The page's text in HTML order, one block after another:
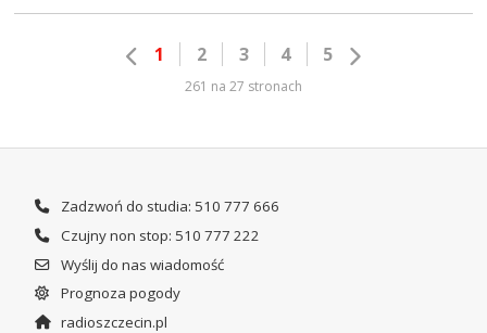
1 2 3 4 5
261 na 27 stronach
Zadzwoń do studia: 510 777 666
Czujny non stop: 510 777 222
Wyślij do nas wiadomość
Prognoza pogody
radioszczecin.pl